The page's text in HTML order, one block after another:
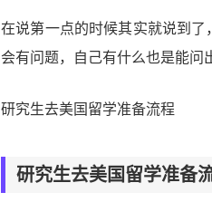
在说第一点的时候其实就说到
会有问题，自己有什么也是能问
研究生去美国留学准备流程
研究生去美国留学准备